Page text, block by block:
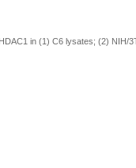
in (1) C6 lysates; (2) NIH/